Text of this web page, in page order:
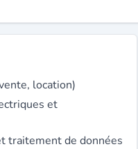
location)
et
traitement de données